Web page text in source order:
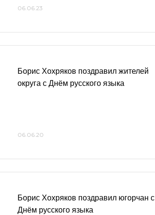
06.06.23
Борис Хохряков поздравил жителей
округа с Днём русского языка
06.06.20
Борис Хохряков поздравил югорчан с
Днём русского языка